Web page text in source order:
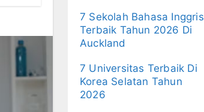
7 Sekolah Bahasa Inggris
Terbaik Tahun 2026 Di
Auckland
7 Universitas Terbaik Di
Korea Selatan Tahun
2026